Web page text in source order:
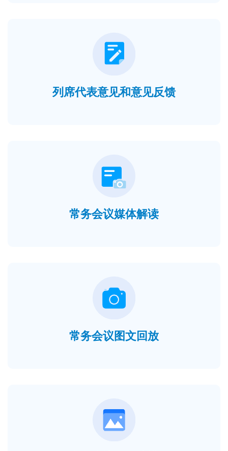
列席代表意见和意见反馈
常务会议媒体解读
常务会议图文回放